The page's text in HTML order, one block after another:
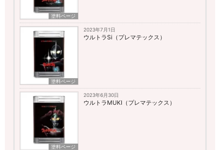
塗料ページ
塗料ページ
2023年7月1日
ウルトラSi（プレマテックス）
塗料ページ
2023年6月30日
ウルトラMUKI（プレマテックス）